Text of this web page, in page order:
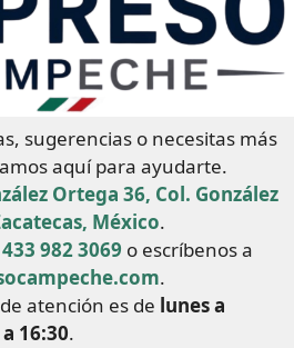
sugerencias o necesitas más
aquí para ayudarte.
Ortega 36, Col. González
México.
982 3069 o escríbenos a
.
atención es de lunes a
16:30.